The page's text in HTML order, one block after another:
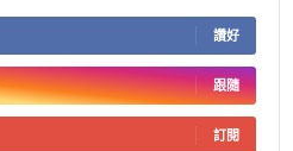
讚好
跟隨
訂閱